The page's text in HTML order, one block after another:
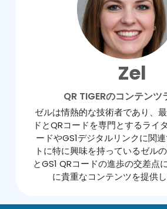
Zel
QR TIGERのコンテンツ
ゼルは情熱的な技術者であり、
ドとQRコードを専門とするライ
ードやGS1デジタルリンクに関
トに特に興味を持っているゼル
とGS1 QRコードの進歩の交差点
に貴重なコンテンツを提供し